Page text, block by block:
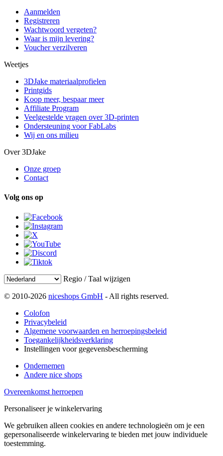
Aanmelden
Registreren
Wachtwoord vergeten?
Waar is mijn levering?
Voucher verzilveren
Weetjes
3DJake materiaalprofielen
Printgids
Koop meer, bespaar meer
Affiliate Program
Veelgestelde vragen over 3D-printen
Ondersteuning voor FabLabs
Wij en ons milieu
Over 3DJake
Onze groep
Contact
Volg ons op
Regio / Taal wijzigen
© 2010-2026 niceshops GmbH - All rights reserved.
Colofon
Privacybeleid
Algemene voorwaarden en herroepingsbeleid
Toegankelijkheidsverklaring
Instellingen voor gegevensbescherming
Ondernemen
Andere nice shops
Overeenkomst herroepen
Personaliseer je winkelervaring
We gebruiken alleen cookies en andere technologieën om je een
gepersonaliseerde winkelervaring te bieden met jouw individuele
toestemming.